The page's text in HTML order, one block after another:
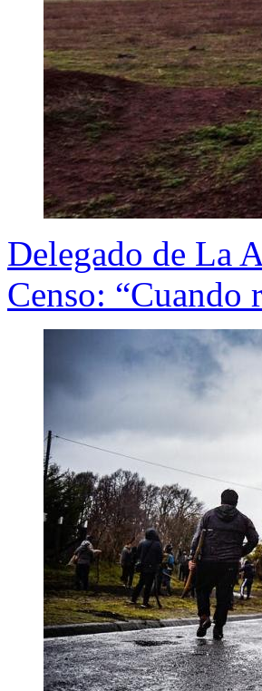
Delegado de La
Censo: “Cuando